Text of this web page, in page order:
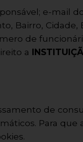
e-mail
Bairro, Cidade,
de
a
de
Para que